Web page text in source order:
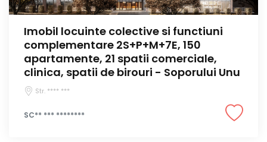
Imobil locuinte colective si functiuni
complementare 2S+P+M+7E, 150
apartamente, 21 spatii comerciale,
clinica, spatii de birouri - Soporului Unu
Str. **** ***
SC** *** ********